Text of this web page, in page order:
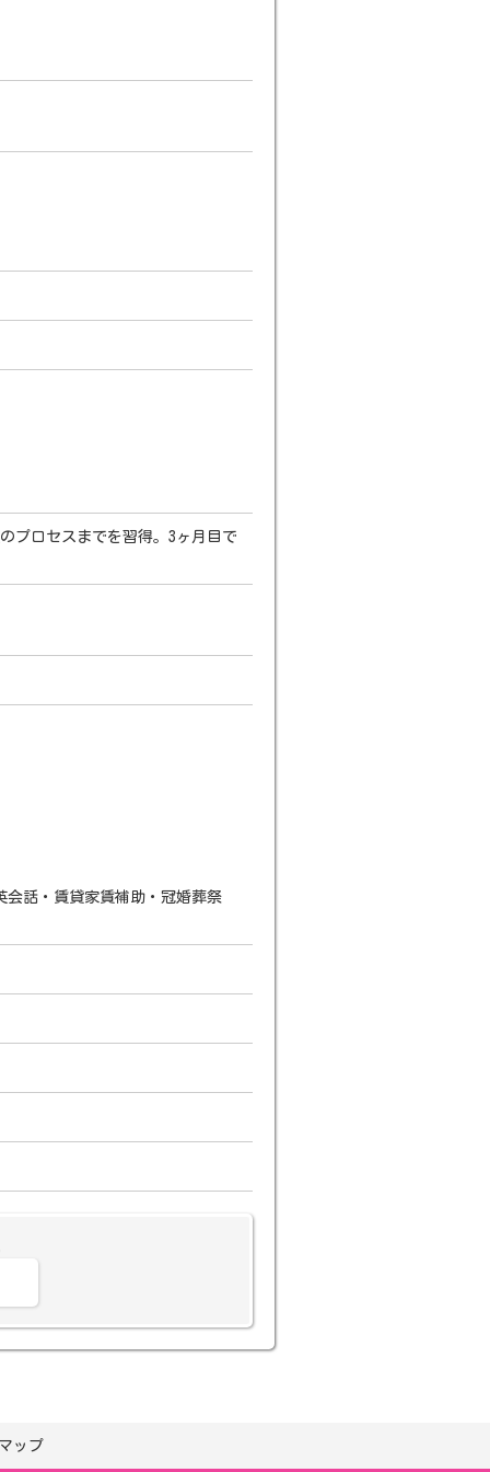
プロセスまでを習得。3ヶ月目で
話・賃貸家賃補助・冠婚葬祭
ップ